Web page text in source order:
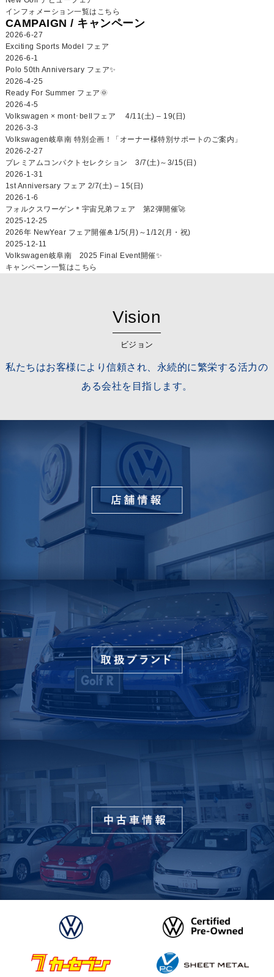
インフォメーション一覧はこちら
CAMPAIGN / キャンペーン
2026-6-27
Exciting Sports Model フェア
2026-6-1
Polo 50th Anniversary フェア✨
2026-4-25
Ready For Summer フェア🌞
2026-4-5
Volkswagen × mont･bellフェア 4/11(土) – 19(日)
2026-3-3
Volkswagen岐阜南 特別企画！「オーナー様特別サポートのご案内」
2026-2-27
プレミアムコンパクトセレクション 3/7(土)～3/15(日)
2026-1-31
1st Anniversary フェア 2/7(土) – 15(日)
2026-1-6
フォルクスワーゲン＊宇宙兄弟フェア 第2弾開催🚀
2025-12-25
2026年 NewYear フェア開催🎍1/5(月)～1/12(月・祝)
2025-12-11
Volkswagen岐阜南 2025 Final Event開催✨
キャンペーン一覧はこちら
Vision
ビジョン
私たちはお客様により信頼され、永続的に繁栄する活力の
ある会社を目指します。